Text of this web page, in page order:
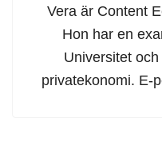
Vera är Content
Hon har en
Universitet
privatekonomi. E-